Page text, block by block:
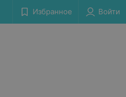
Избранное Войти